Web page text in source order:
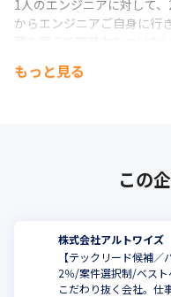
1人のエンジニアに対して
からエンジニアご自身に行
ヒアリングします。
るようにしています。
実際に入社半年間で２回案
もっと見る
この
株式会社アルトワイズ
【テックリード候補
2％/案件選択制/ベス
こだわり抜く会社。仕